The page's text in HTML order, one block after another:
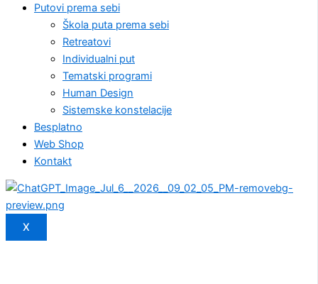
Putovi prema sebi
Škola puta prema sebi
Retreatovi
Individualni put
Tematski programi
Human Design
Sistemske konstelacije
Besplatno
Web Shop
Kontakt
X